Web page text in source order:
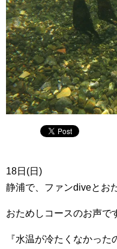
18日(日)
静浦で、ファンdiveとお
おためしコースのお声で
『水温が冷たくなかっ